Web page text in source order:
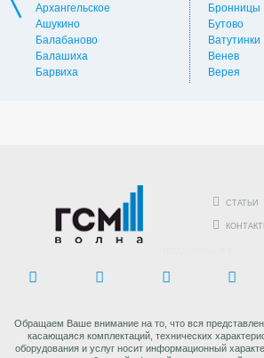
Архангельское
Ашукино
Балабаново
Балашиха
Барвиха
Бронницы
Бутово
Ватутинки
Венев
Верея
СТАТЬИ
Обращаем Ваше внимание на то, что вся
касающаяся комплектаций, технических
оборудования и услуг носит информационный